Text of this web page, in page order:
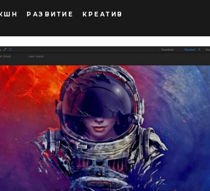
РАЗВИТИЕ КРЕАТИВ